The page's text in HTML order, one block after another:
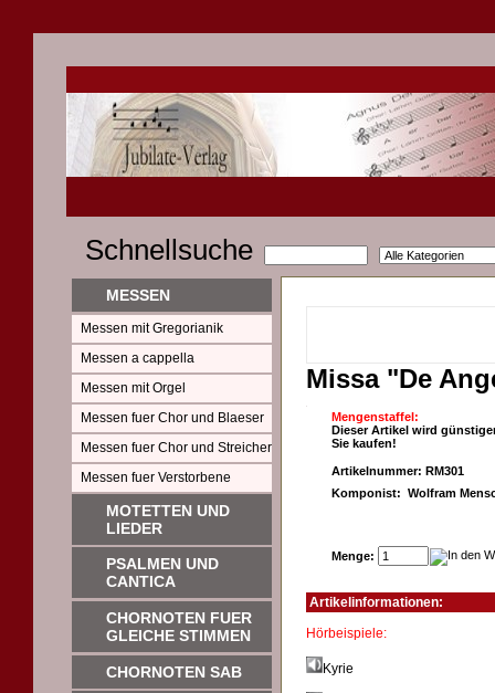
Schnellsuche
MESSEN
Messen mit Gregorianik
Messen a cappella
Messen mit Orgel
Messen fuer Chor und Blaeser
Messen fuer Chor und Streicher
Messen fuer Verstorbene
MOTETTEN UND
LIEDER
PSALMEN UND
CANTICA
CHORNOTEN FUER
GLEICHE STIMMEN
CHORNOTEN SAB
Missa "De
Mengenstaffel:
Dieser Artikel wird
Sie kaufen!
Artikelnummer: RM301
Komponist: Wolfram
Menge:
Artikelinformationen:
Kyrie